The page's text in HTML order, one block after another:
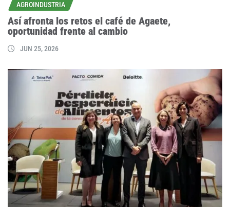
AGROINDUSTRIA
Así afronta los retos el café de Agaete,
oportunidad frente al cambio
JUN 25, 2026